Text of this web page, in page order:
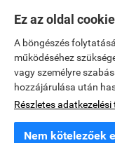
Ez az oldal
A böngészés
működéséhez
vagy személyre
hozzájárulása után
Részletes
Nem kötelezőek